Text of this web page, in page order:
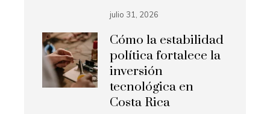
julio 31, 2026
Cómo la estabilidad
política fortalece la
inversión
tecnológica en
Costa Rica